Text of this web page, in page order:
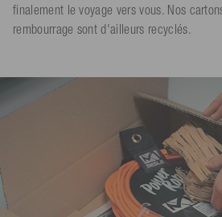
finalement le voyage vers vous. Nos
rembourrage sont d'ailleurs recyclés.